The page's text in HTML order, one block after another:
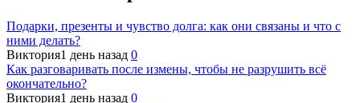
Подарки, презенты и чувство долга: как они связаны и что с
ними делать?
Виктория1 день назад 0
Как разговаривать после измены, чтобы не разрушить всё
окончательно?
Виктория1 день назад 0